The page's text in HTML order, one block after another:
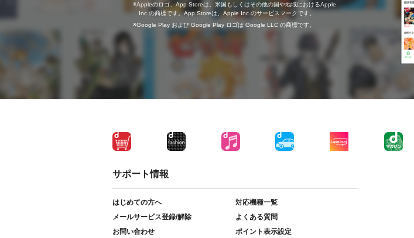
Appleのロゴ、App Storeは、米国もしくはその他の国や地域におけるApple
Inc.の商標です。App Storeは、Apple Inc.のサービスマークです。
Google Play および Google Play ロゴは Google LLC の商標です。
サポート情報
はじめての方へ
対応機種一覧
メールサービス登録/解除
よくある質問
お問い合わせ
ポイント表示設定